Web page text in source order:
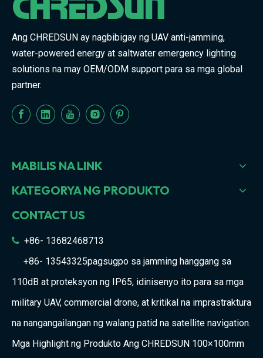
Ang CHREDSUN ay nagbibigay ng UAV anti-jamming,
water-powered energy at saltwater emergency lighting
solutions na may OEM/ODM support para sa mga global
partner.
MABILIS NA LINK
KATEGORYA NG PRODUKTO
CONTACT US
 +86- 13682468713
+86- 13543325pagsugpo sa jamming hanggang sa
110dB at proteksyon ng IP65, idinisenyo ito para sa mga
military UAV, commercial drone, at kritikal na imprastraktura
na nangangailangan ng walang patid na satellite navigation.
Mga Highlight ng Produkto Ang CHREDSUN 100×100mm